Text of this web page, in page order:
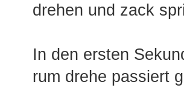
drehen und zack
In den ersten
rum drehe passiert